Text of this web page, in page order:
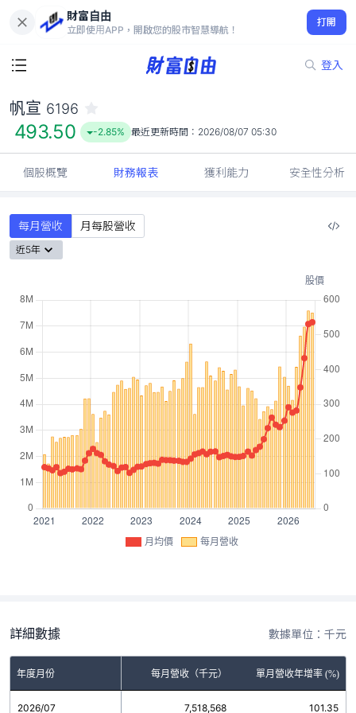
財富自由
立即使用APP，開啟您的股市智慧導航！
打開
登入
493.50
-2.85%
帆宣 6196
493.50 -2.85% 最近更新時間： 2026/08/07 05:30
個股概覽 財務報表 獲利能力 安全性分析
每月營收 月每股營收
近5年
月均價 每月營收
詳細數據 數據單位：千元
年度月份 每月營收（千元） 單月營收年增率 (%)
2026/07 7,518,568 101.35